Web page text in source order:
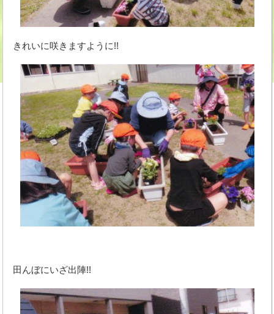
きれいに咲きますように!!
田んぼにいざ出陣!!